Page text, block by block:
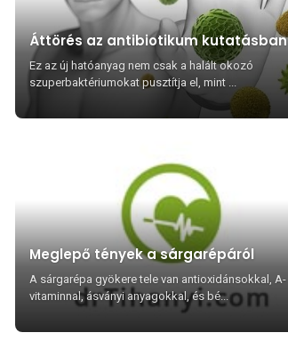
Áttörés az antibiotikum kutatásban
Ez az új hatóanyag nem csak a halált okozó
szuperbaktériumokat pusztítja el, mint ...
Meglepő tények a sárgarépáról
A sárgarépa gyökere tele van antioxidánsokkal, A-
vitaminnal, ásványi anyagokkal, és bé...